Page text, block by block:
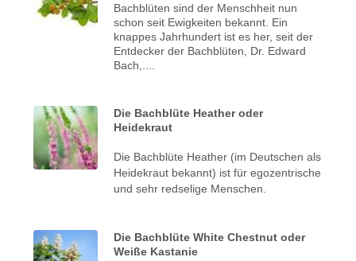
Bachblüten sind der Menschheit nun
schon seit Ewigkeiten bekannt. Ein
knappes Jahrhundert ist es her, seit der
Entdecker der Bachblüten, Dr. Edward
Bach,....
Die Bachblüte Heather oder
Heidekraut
Die Bachblüte Heather (im Deutschen als
Heidekraut bekannt) ist für egozentrische
und sehr redselige Menschen.
Die Bachblüte White Chestnut oder
Weiße Kastanie